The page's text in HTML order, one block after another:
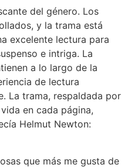
del género. Los
y la trama está
excelente lectura para
e intriga. La
a lo largo de la
de lectura
La trama, respaldada por
en cada página,
Helmut Newton:
que más me gusta de